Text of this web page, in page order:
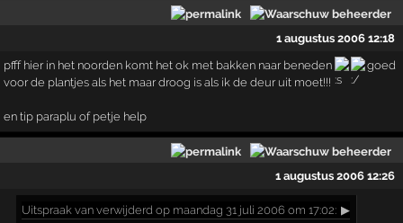
1 augustus 2006 12:18
pfff hier in het noorden komt het ok met bakken naar beneden
goed
voor de plantjes als het maar droog is als ik de deur uit moet!!!
en tip paraplu of petje help
1 augustus 2006 12:26
Uitspraak van verwijderd op maandag 31 juli 2006 om 17:02: ▶